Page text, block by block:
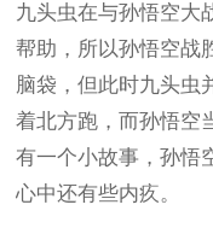
九头虫在与孙悟空大
帮助，所以孙悟空战
脑袋，但此时九头虫
着北方跑，而孙悟空
有一个小故事，孙悟
心中还有些内疚。